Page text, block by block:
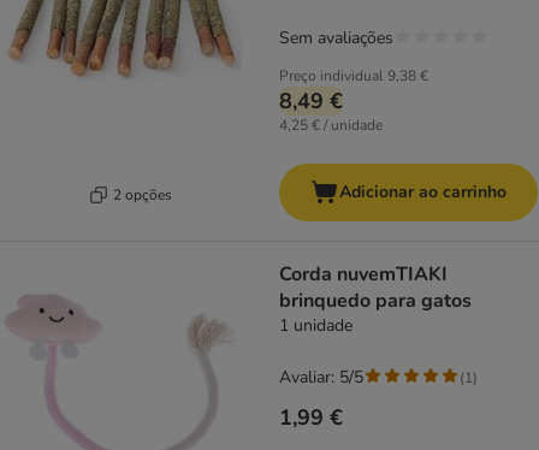
2 opções
Preço individual9,38 €
8,49 €
4,25 € / unidade
Sem avaliações
Adicionar ao carrinho
Corda nuvemTIAKI
brinquedo para gatos
1 unidade
1,99 €
Avaliar: 5/5 (1)